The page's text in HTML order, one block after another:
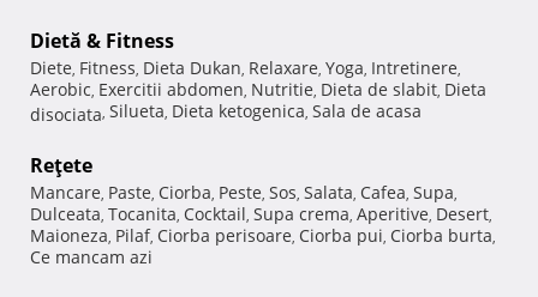
Dietă & Fitness
Diete, Fitness, Dieta Dukan, Relaxare, Yoga, Intretinere,
Aerobic, Exercitii abdomen, Nutritie, Dieta de slabit, Dieta
disociata, Silueta, Dieta ketogenica, Sala de acasa
Reţete
Mancare, Paste, Ciorba, Peste, Sos, Salata, Cafea, Supa,
Dulceata, Tocanita, Cocktail, Supa crema, Aperitive, Desert,
Maioneza, Pilaf, Ciorba perisoare, Ciorba pui, Ciorba burta,
Ce mancam azi